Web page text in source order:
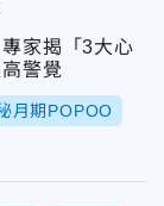
家揭「3大心
警覺
月期POPOO